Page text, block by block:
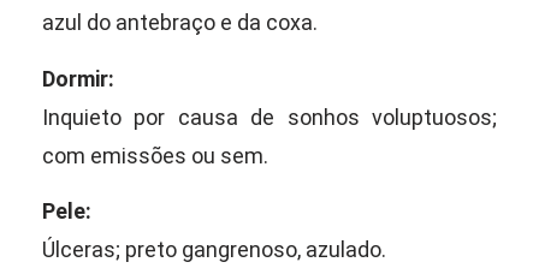
azul do antebraço e da coxa.
Dormir:
Inquieto por causa de sonhos voluptuosos;
com emissões ou sem.
Pele:
Úlceras; preto gangrenoso, azulado.